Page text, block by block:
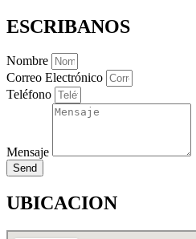
ESCRIBANOS
Nombre
Correo Electrónico
Teléfono
Mensaje
Send
UBICACION